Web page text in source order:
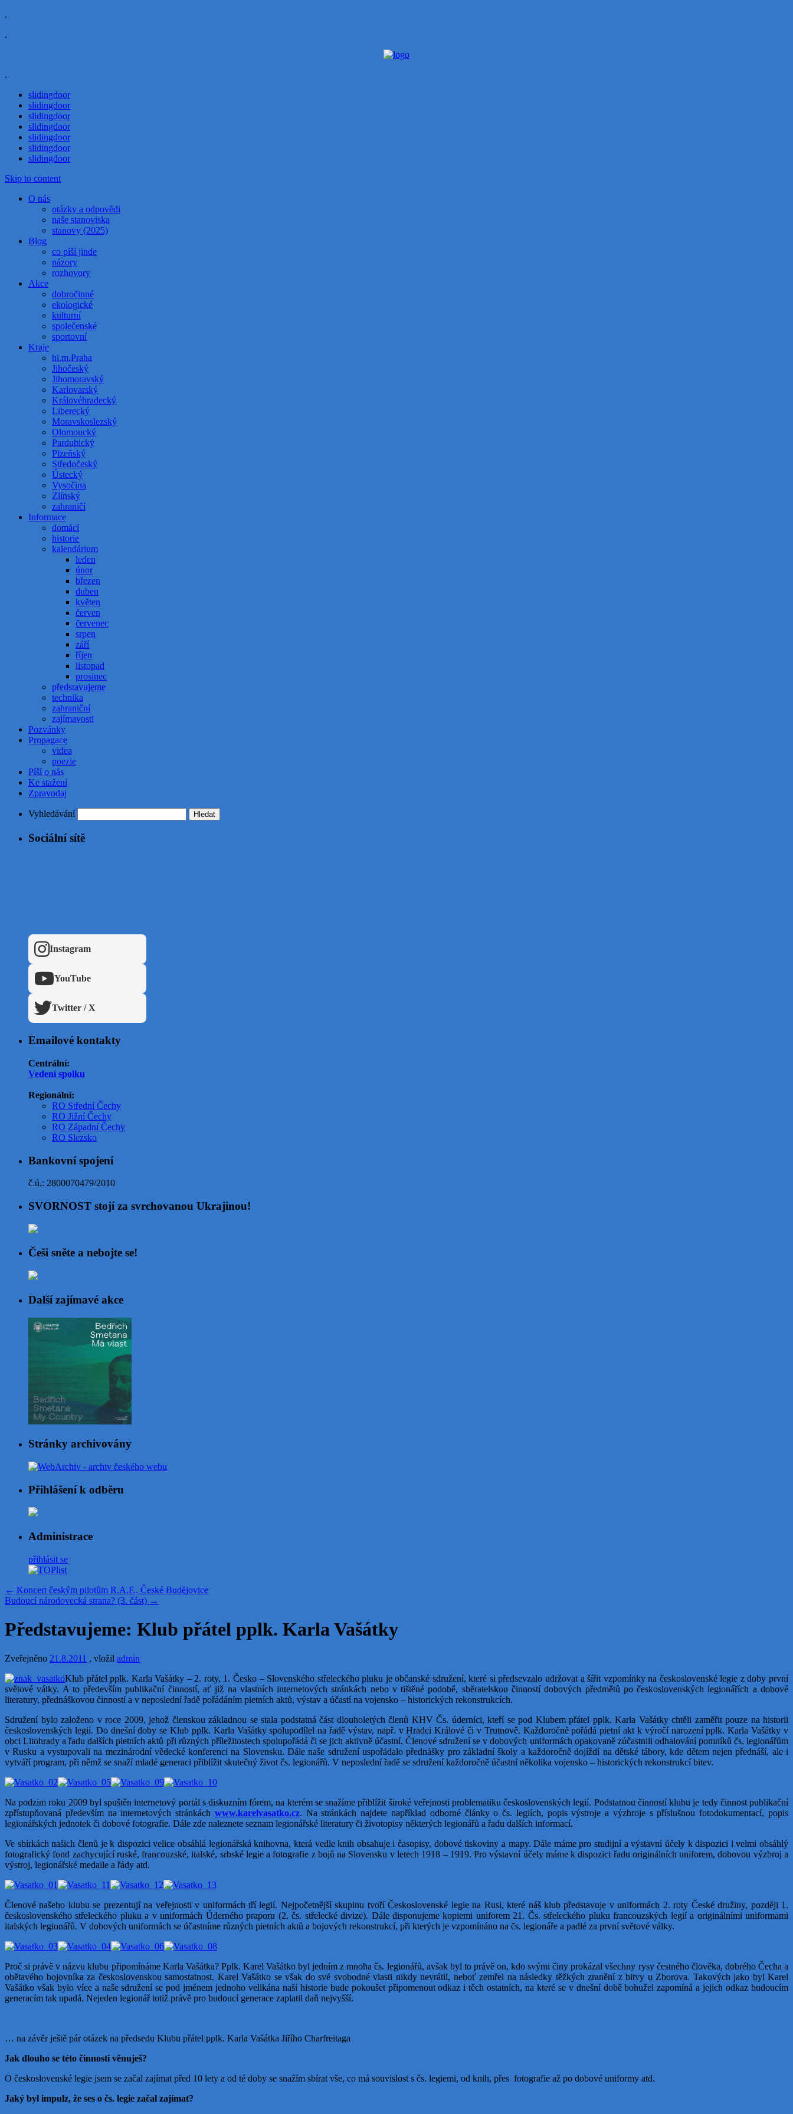
.
.
.
slidingdoor
slidingdoor
slidingdoor
slidingdoor
slidingdoor
slidingdoor
slidingdoor
Skip to content
O nás
otázky a odpovědi
naše stanoviska
stanovy (2025)
Blog
co píší jinde
názory
rozhovory
Akce
dobročinné
ekologické
kulturní
společenské
sportovní
Kraje
hl.m.Praha
Jihočeský
Jihomoravský
Karlovarský
Královéhradecký
Liberecký
Moravskoslezský
Olomoucký
Pardubický
Plzeňský
Středočeský
Ústecký
Vysočina
Zlínský
zahraničí
Informace
domácí
historie
kalendárium
leden
únor
březen
duben
květen
červen
červenec
srpen
září
říjen
listopad
prosinec
představujeme
technika
zahraniční
zajímavosti
Pozvánky
Propagace
videa
poezie
Píší o nás
Ke stažení
Zpravodaj
Vyhledávání
Sociální sítě
Instagram
YouTube
Twitter / X
Emailové kontakty
Centrální:
Vedení spolku
Regionální:
RO Střední Čechy
RO Jižní Čechy
RO Západní Čechy
RO Slezsko
Bankovní spojení
č.ú.: 2800070479/2010
SVORNOST stojí za svrchovanou Ukrajinou!
Češi sněte a nebojte se!
Další zajímavé akce
Stránky archivovány
Přihlášení k odběru
Administrace
přihlásit se
← Koncert českým pilotům R.A.F., České Budějovice
Budoucí národovecká strana? (3. část) →
Představujeme: Klub přátel pplk. Karla Vašátky
Zveřejněno 21.8.2011 , vložil admin
Klub přátel pplk. Karla Vašátky – 2. roty, 1. Česko – Slovenského střeleckého pluku je občanské sdružení, které si předsevzalo udržovat a šířit vzpomínky na československé legie z doby první
světové války. A to především publikační činností, ať již na vlastních internetových stránkách nebo v tištěné podobě, sběratelskou činností dobových předmětů po československých legionářích a dobové
literatury, přednáškovou činností a v neposlední řadě pořádáním pietních aktů, výstav a účastí na vojensko – historických rekonstrukcích.
Sdružení bylo založeno v roce 2009, jehož členskou základnou se stala podstatná část dlouholetých členů KHV Čs. úderníci, kteří se pod Klubem přátel pplk. Karla Vašátky chtěli zaměřit pouze na historii
československých legií. Do dnešní doby se Klub pplk. Karla Vašátky spolupodílel na řadě výstav, např. v Hradci Králové či v Trutnově. Každoročně pořádá pietní akt k výročí narození pplk. Karla Vašátky v
obci Litohrady a řadu dalších pietních aktů při různých příležitostech spolupořádá či se jich aktivně účastní. Členové sdružení se v dobových uniformách opakovaně zúčastnili odhalování pomníků čs. legionářům
v Rusku a vystupovali na mezinárodní vědecké konferenci na Slovensku. Dále naše sdružení uspořádalo přednášky pro základní školy a každoročně dojíždí na dětské tábory, kde dětem nejen přednáší, ale i
vytváří program, při němž se snaží mladé generaci přiblížit skutečný život čs. legionářů. V neposlední řadě se sdružení každoročně účastní několika vojensko – historických rekonstrukcí bitev.
Na podzim roku 2009 byl spuštěn internetový portál s diskuzním fórem, na kterém se snažíme přiblížit široké veřejnosti problematiku československých legií. Podstatnou činností klubu je tedy činnost publikační
zpřístupňovaná především na internetových stránkách www.karelvasatko.cz. Na stránkách najdete například odborné články o čs. legiích, popis výstroje a výzbroje s příslušnou fotodokumentací, popis
legionářských jednotek či dobové fotografie. Dále zde naleznete seznam legionářské literatury či životopisy některých legionářů a řadu dalších informací.
Ve sbírkách našich členů je k dispozici velice obsáhlá legionářská knihovna, která vedle knih obsahuje i časopisy, dobové tiskoviny a mapy. Dále máme pro studijní a výstavní účely k dispozici i velmi obsáhlý
fotografický fond zachycující ruské, francouzské, italské, srbské le­gie a fotografie z bojů na Slovensku v letech 1918 – 1919. Pro výstavní účely máme k dispozici řadu originálních uniforem, dobovou výzbroj a
výstroj, legionářské medaile a řády atd.
Členové našeho klubu se prezentují na veřejnosti v uniformách tří legií. Nejpočetnější skupinu tvoří Československé legie na Rusi, které náš klub představuje v uniformách 2. roty České družiny, později 1.
československého střeleckého pluku a v uniformách Úderného praporu (2. čs. střelecké divize). Dále disponujeme kopiemi uniforem 21. Čs. střeleckého pluku francouzských legií a originálními uniformami
italských legionářů. V dobových unifor­mách se účastníme různých pietních aktů a bojo­vých rekonstrukcí, při kterých je vzpomínáno na čs. legionáře a padlé za první světové války.
Proč si právě v názvu klubu připomínáme Karla Vašátka? Pplk. Karel Vašátko byl jedním z mnoha čs. legionářů, avšak byl to právě on, kdo svými činy prokázal všechny rysy čestného člověka, dobrého Čecha a
obětavého bojovníka za československou samo­statnost. Karel Vašátko se však do své svobodné vlasti nikdy nevrátil, neboť zemřel na následky těžkých zranění z bitvy u Zborova. Takových jako byl Karel
Vašátko však bylo více a naše sdružení se pod jménem jednoho velikána naší historie bude pokoušet připomenout odkaz i těch ostatních, na které se v dnešní době bohužel zapomíná a jejich odkaz budoucím
generacím tak upadá. Nejeden legionář totiž právě pro budoucí generace zaplatil daň nejvyšší.
… na závěr ještě pár otázek na předsedu Klubu přátel pplk. Karla Vašátka Jiřího Charfreitaga
Jak dlouho se této činnosti věnuješ?
O československé legie jsem se začal zajímat před 10 lety a od té doby se snažím sbírat vše, co má souvislost s čs. legiemi, od knih, přes fotografie až po dobové uniformy atd.
Jaký byl impulz, že ses o čs. legie začal zajímat?